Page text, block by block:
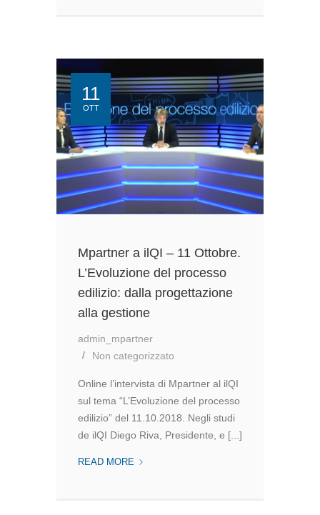
DI
INGEGNERIA
LEADER
IN
ITALIA
11
OTT
Mpartner a ilQI – 11 Ottobre.
L’Evoluzione del processo
edilizio: dalla progettazione
alla gestione
admin_mpartner
Non categorizzato
Online l’intervista di Mpartner al ilQI
sul tema “L’Evoluzione del processo
edilizio” del 11.10.2018. Negli studi
de ilQI Diego Riva, Presidente, e [...]
READ MORE